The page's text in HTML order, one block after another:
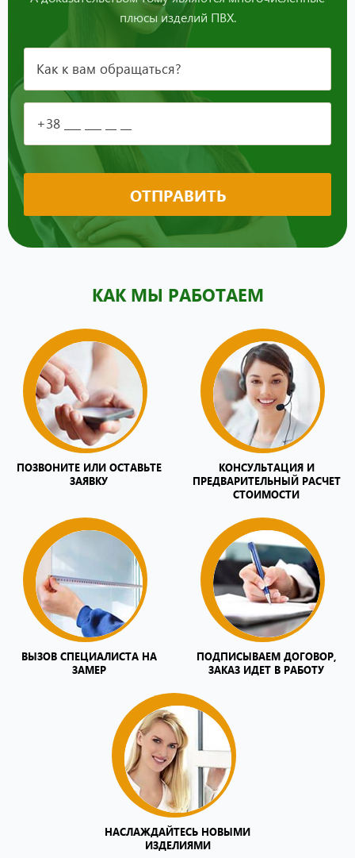
плюсы изделий ПВХ.
ОТПРАВИТЬ
КАК МЫ РАБОТАЕМ
ПОЗВОНИТЕ ИЛИ ОСТАВЬТЕ
ЗАЯВКУ
КОНСУЛЬТАЦИЯ И
ПРЕДВАРИТЕЛЬНЫЙ РАСЧЕТ
СТОИМОСТИ
ВЫЗОВ СПЕЦИАЛИСТА НА
ЗАМЕР
ПОДПИСЫВАЕМ ДОГОВОР,
ЗАКАЗ ИДЕТ В РАБОТУ
НАСЛАЖДАЙТЕСЬ НОВЫМИ
ИЗДЕЛИЯМИ